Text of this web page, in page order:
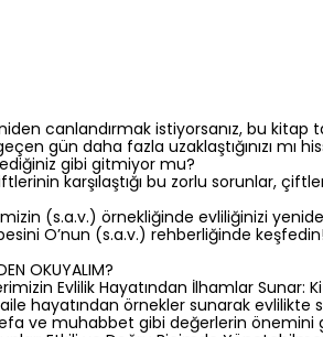
canlandırmak istiyorsanız, bu kitap
gün daha fazla uzaklaştığınızı
gibi gitmiyor mu?
karşılaştığı bu zorlu sorunlar,
(s.a.v.) örnekliğinde evliliğinizi
O’nun (s.a.v.) rehberliğinde keşfedin!
OKUYALIM?
Evlilik Hayatından İlhamlar Sunar:
hayatından örnekler sunarak evlilikte
ve muhabbet gibi değerlerin önemini